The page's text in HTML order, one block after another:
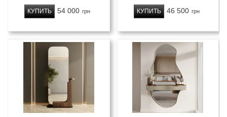
54 000 грн
КУПИТЬ 46 500 грн
КУПИТЬ